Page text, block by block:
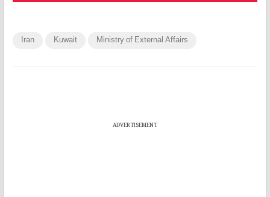
Iran Kuwait Ministry of External Affairs
ADVERTISEMENT